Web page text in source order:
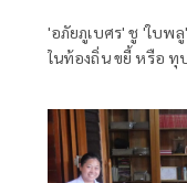
'อภัยภูเบศร' ชู 'ใบพ
ในท้องถิ่น ขยี้ หรือ ทุ
เวียน แมลงกัดต่อย ใ